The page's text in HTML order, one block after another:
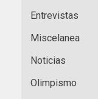
Entrevistas
Miscelanea
Noticias
Olimpismo